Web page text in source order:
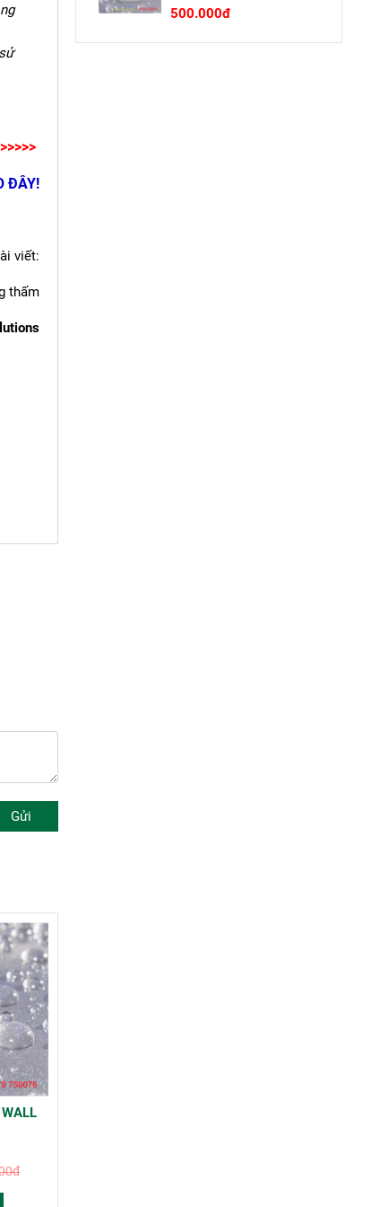
ĐÂY!
viết:
thấm
Gửi
500.000đ